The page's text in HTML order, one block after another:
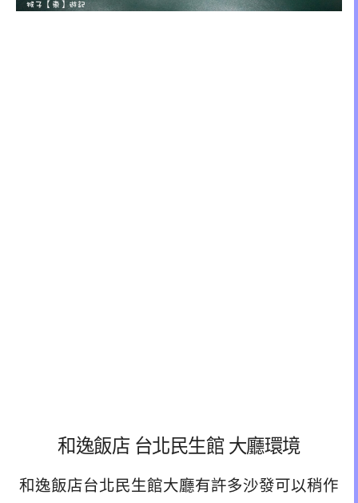
和逸飯店 台北民生館 大廳環境
和逸飯店台北民生館大廳有許多沙發可以稍作